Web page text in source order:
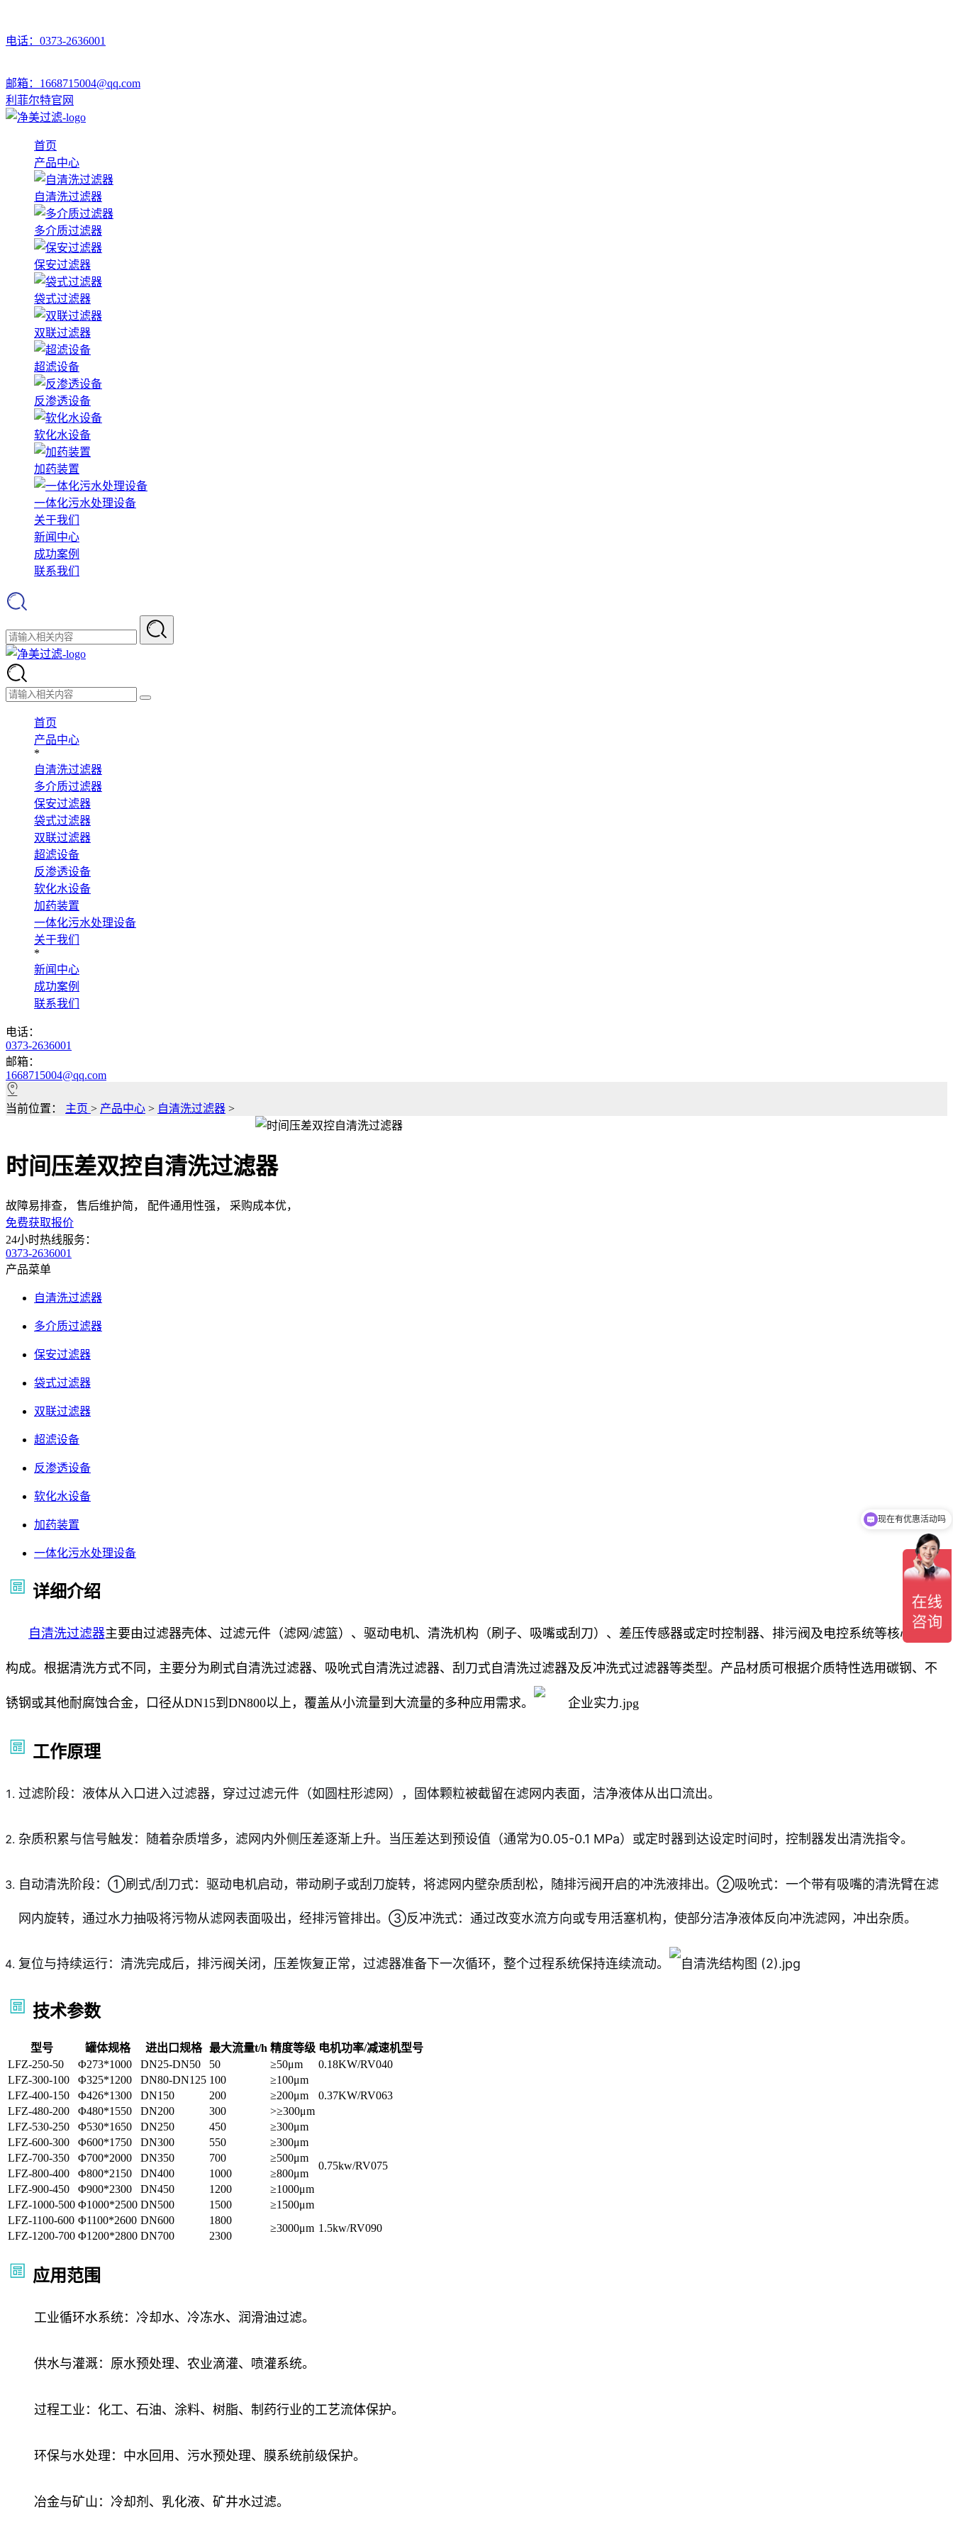
电话：0373-2636001
邮箱：1668715004@qq.com
利菲尔特官网
首页
产品中心
自清洗过滤器
多介质过滤器
保安过滤器
袋式过滤器
双联过滤器
超滤设备
反渗透设备
软化水设备
加药装置
一体化污水处理设备
关于我们
新闻中心
成功案例
联系我们
首页
产品中心
*
自清洗过滤器
多介质过滤器
保安过滤器
袋式过滤器
双联过滤器
超滤设备
反渗透设备
软化水设备
加药装置
一体化污水处理设备
关于我们
*
新闻中心
成功案例
联系我们
电话：
0373-2636001
邮箱：
1668715004@qq.com
当前位置： 主页 > 产品中心 > 自清洗过滤器 >
时间压差双控自清洗过滤器
故障易排查， 售后维护简， 配件通用性强， 采购成本优，
免费获取报价
24小时热线服务：
0373-2636001
产品菜单
自清洗过滤器
多介质过滤器
保安过滤器
袋式过滤器
双联过滤器
超滤设备
反渗透设备
软化水设备
加药装置
一体化污水处理设备
详细介绍
自清洗过滤器主要由过滤器壳体、过滤元件（滤网/滤篮）、驱动电机、清洗机构（刷子、吸嘴或刮刀）、差压传感器或定时控制器、排污阀及电控系统等核心部件
构成。根据清洗方式不同，主要分为刷式自清洗过滤器、吸吮式自清洗过滤器、刮刀式自清洗过滤器及反冲洗式过滤器等类型。产品材质可根据介质特性选用碳钢、不
锈钢或其他耐腐蚀合金，口径从DN15到DN800以上，覆盖从小流量到大流量的多种应用需求。
工作原理
过滤阶段：液体从入口进入过滤器，穿过过滤元件（如圆柱形滤网），固体颗粒被截留在滤网内表面，洁净液体从出口流出。
杂质积累与信号触发：随着杂质增多，滤网内外侧压差逐渐上升。当压差达到预设值（通常为0.05-0.1 MPa）或定时器到达设定时间时，控制器发出清洗指令。
自动清洗阶段：①刷式/刮刀式：驱动电机启动，带动刷子或刮刀旋转，将滤网内壁杂质刮松，随排污阀开启的冲洗液排出。②吸吮式：一个带有吸嘴的清洗臂在滤
网内旋转，通过水力抽吸将污物从滤网表面吸出，经排污管排出。③反冲洗式：通过改变水流方向或专用活塞机构，使部分洁净液体反向冲洗滤网，冲出杂质。
复位与持续运行：清洗完成后，排污阀关闭，压差恢复正常，过滤器准备下一次循环，整个过程系统保持连续流动。
技术参数
型号 罐体规格 进出口规格 最大流量t/h 精度等级 电机功率/减速机型号
LFZ-250-50
Φ273*1000 DN25-DN50 50 ≥50μm
0.18KW/RV040
LFZ-300-100
Φ325*1200 DN80-DN125 100
≥100μm
0.37KW/RV063
LFZ-400-150 Φ426*1300 DN150 200
≥200μm
LFZ-480-200
Φ480*1550 DN200 300
>≥300μm
LFZ-530-250
Φ530*1650 DN250 450 ≥300μm
0.75kw/RV075
LFZ-600-300 Φ600*1750 DN300 550
≥300μm
LFZ-700-350
Φ700*2000 DN350 700
≥500μm
LFZ-800-400
Φ800*2150 DN400 1000
≥800μm
LFZ-900-450
Φ900*2300 DN450 1200
≥1000μm
LFZ-1000-500 Φ1000*2500 DN500 1500
≥1500μm
LFZ-1100-600 Φ1100*2600 DN600 1800
≥3000μm 1.5kw/RV090
LFZ-1200-700 Φ1200*2800 DN700 2300
应用范围
工业循环水系统：冷却水、冷冻水、润滑油过滤。
供水与灌溉：原水预处理、农业滴灌、喷灌系统。
过程工业：化工、石油、涂料、树脂、制药行业的工艺流体保护。
环保与水处理：中水回用、污水预处理、膜系统前级保护。
冶金与矿山：冷却剂、乳化液、矿井水过滤。
现在有优惠活动吗